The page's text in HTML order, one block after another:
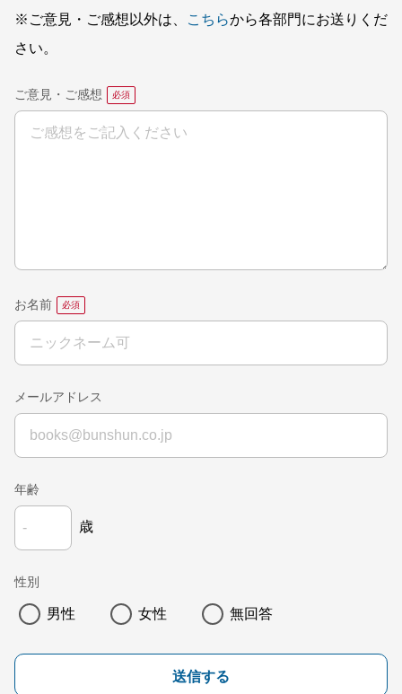
※ご意見・ご感想以外は、
こちらから各部門にお送りくだ
さい。
ご意見・ご感想
お名前
メールアドレス
年齢
歳
性別
男性 女性 無回答
送信する